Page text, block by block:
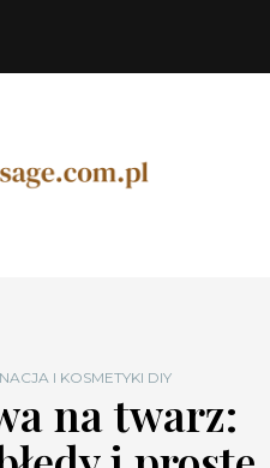
I KOSMETYKI DIY
na twarz: